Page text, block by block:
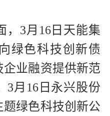
，3月16日天能集
绿色科技创新债
业融资提供新范
3月16日永兴股份
绿色科技创新公